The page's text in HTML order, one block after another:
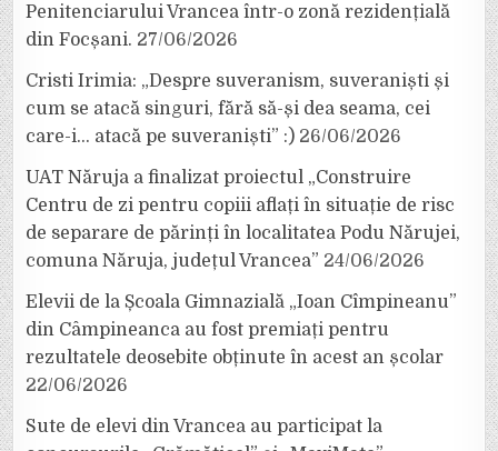
Penitenciarului Vrancea într-o zonă rezidențială
din Focșani. 27/06/2026
Cristi Irimia: „Despre suveranism, suveraniști și
cum se atacă singuri, fără să-și dea seama, cei
care-i… atacă pe suveraniști” :) 26/06/2026
UAT Năruja a finalizat proiectul „Construire
Centru de zi pentru copiii aflați în situație de risc
de separare de părinți în localitatea Podu Nărujei,
comuna Năruja, județul Vrancea” 24/06/2026
Elevii de la Școala Gimnazială „Ioan Cîmpineanu”
din Câmpineanca au fost premiați pentru
rezultatele deosebite obținute în acest an școlar
22/06/2026
Sute de elevi din Vrancea au participat la